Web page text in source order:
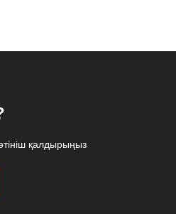
қалдырыңыз